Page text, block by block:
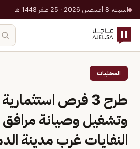
السبت، 8 أغسطس 2026 · 25 صفر 1448 هـ
المحليات
طرح 3 فرص
وتشغيل وصيانة مرافق
النفايات غرب مدينة